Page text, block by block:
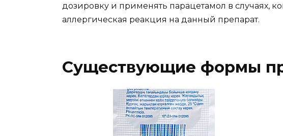
дозировку и применять парацетамол в случаях,
аллергическая реакция на данный препарат.
Существующие формы